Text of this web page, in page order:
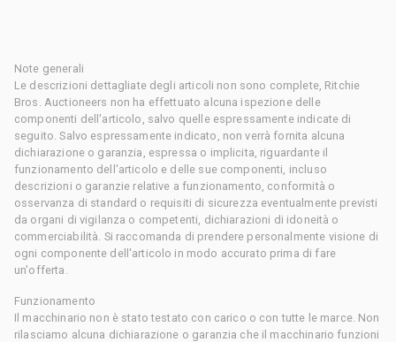
Note generali
Le descrizioni dettagliate degli articoli non sono complete, Ritchie
Bros. Auctioneers non ha effettuato alcuna ispezione delle
componenti dell'articolo, salvo quelle espressamente indicate di
seguito. Salvo espressamente indicato, non verrà fornita alcuna
dichiarazione o garanzia, espressa o implicita, riguardante il
funzionamento dell'articolo e delle sue componenti, incluso
descrizioni o garanzie relative a funzionamento, conformità o
osservanza di standard o requisiti di sicurezza eventualmente previsti
da organi di vigilanza o competenti, dichiarazioni di idoneità o
commerciabilità. Si raccomanda di prendere personalmente visione di
ogni componente dell'articolo in modo accurato prima di fare
un'offerta.
Funzionamento
Il macchinario non è stato testato con carico o con tutte le marce. Non
rilasciamo alcuna dichiarazione o garanzia che il macchinario funzioni